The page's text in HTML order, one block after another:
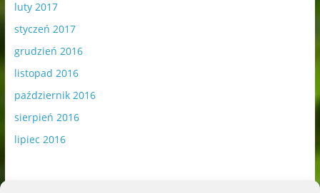
luty 2017
styczeń 2017
grudzień 2016
listopad 2016
październik 2016
sierpień 2016
lipiec 2016